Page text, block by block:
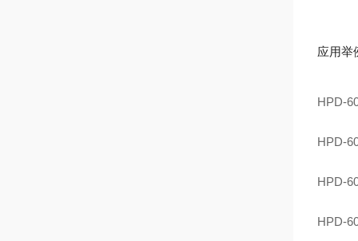
应用举
HPD-
HPD-
HPD-
HPD-